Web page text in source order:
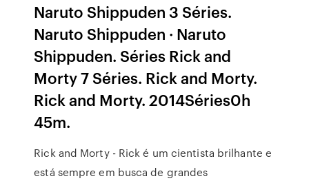
Naruto Shippuden 3 Séries.
Naruto Shippuden · Naruto
Shippuden. Séries Rick and
Morty 7 Séries. Rick and Morty.
Rick and Morty. 2014Séries0h
45m.
Rick and Morty - Rick é um cientista brilhante e
está sempre em busca de grandes